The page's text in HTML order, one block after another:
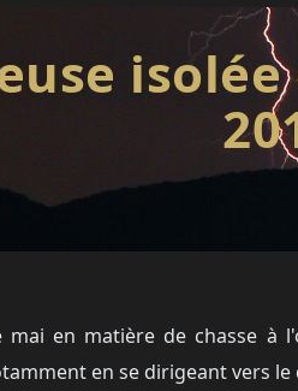
en matière de chasse à
en se dirigeant vers